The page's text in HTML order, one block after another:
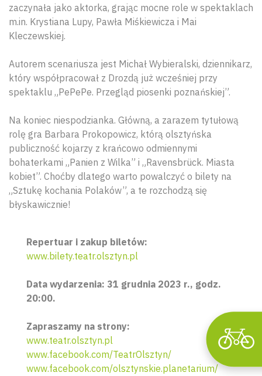
zaczynała jako aktorka, grając mocne role w spektaklach
m.in. Krystiana Lupy, Pawła Miśkiewicza i Mai
Kleczewskiej.
Autorem scenariusza jest Michał Wybieralski, dziennikarz,
który współpracował z Drozdą już wcześniej przy
spektaklu „PePePe. Przegląd piosenki poznańskiej”.
Na koniec niespodzianka. Główną, a zarazem tytułową
rolę gra Barbara Prokopowicz, którą olsztyńska
publiczność kojarzy z krańcowo odmiennymi
bohaterkami „Panien z Wilka” i „Ravensbrück. Miasta
kobiet”. Choćby dlatego warto powalczyć o bilety na
„Sztukę kochania Polaków”, a te rozchodzą się
błyskawicznie!
Repertuar i zakup biletów:
www.bilety.teatr.olsztyn.pl
Data wydarzenia: 31 grudnia 2023 r., godz.
20:00.
Zapraszamy na strony:
www.teatr.olsztyn.pl
www.facebook.com/TeatrOlsztyn/
www.facebook.com/olsztynskie.planetarium/